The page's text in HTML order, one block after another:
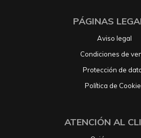
PÁGINAS
Aviso legal
Condiciones de
Protección de
Política de
ATENCIÓN AL